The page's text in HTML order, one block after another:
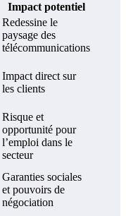
Impact potentiel
Redessine le
paysage des
télécommunications
Impact direct sur
les clients
Risque et
opportunité pour
l’emploi dans le
secteur
Garanties sociales
et pouvoirs de
négociation